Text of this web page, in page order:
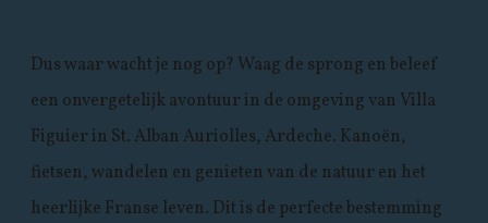
Dus waar wacht je nog op? Waag de sprong en beleef
een onvergetelijk avontuur in de omgeving van Villa
Figuier in St. Alban Auriolles, Ardeche. Kanoën,
fietsen, wandelen en genieten van de natuur en het
heerlijke Franse leven. Dit is de perfecte bestemming